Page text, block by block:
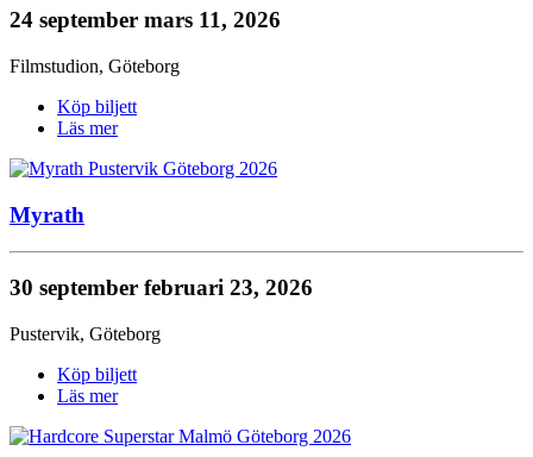
24 september mars 11, 2026
Filmstudion, Göteborg
Köp biljett
Läs mer
Myrath
30 september februari 23, 2026
Pustervik, Göteborg
Köp biljett
Läs mer